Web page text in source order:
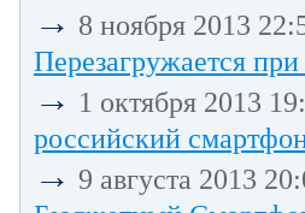
→ 8 ноября 2013
Перезагружается
→ 1 октября 2013
российский
→ 9 августа 2013